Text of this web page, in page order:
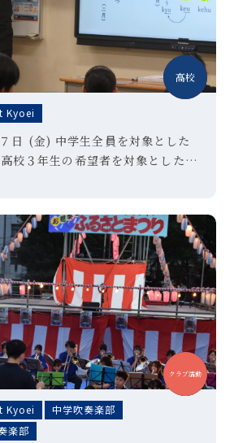
Kyoei
中学
高校
日 (金) 中学生全員を対象とした
校３年生の希望者を対象とした夏
授 […]
Kyoei
中学吹奏楽部
楽部
中学
高校
クラブ活動